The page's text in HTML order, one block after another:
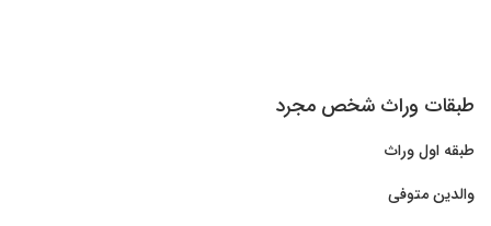
طبقات وراث شخص مجرد
طبقه اول وراث
والدین متوفی